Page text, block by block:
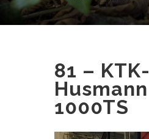
81 – KTK-
1000TS